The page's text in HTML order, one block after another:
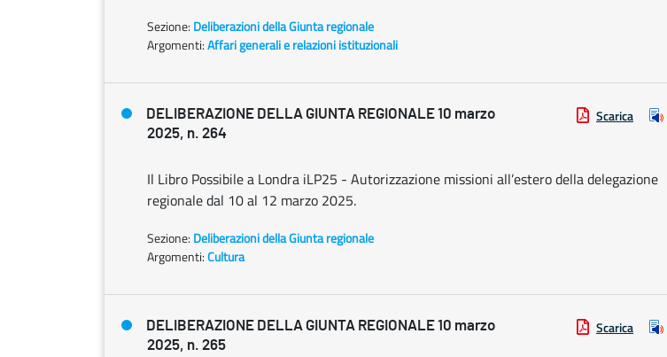
Sezione: Deliberazioni della Giunta regionale
Argomenti:Affari generali e relazioni istituzionali
DELIBERAZIONE DELLA GIUNTA REGIONALE 10 marzo
2025, n. 264
Scarica
Il Libro Possibile a Londra iLP25 - Autorizzazione missioni all’estero della delegazione
regionale dal 10 al 12 marzo 2025.
Sezione: Deliberazioni della Giunta regionale
Argomenti:Cultura
DELIBERAZIONE DELLA GIUNTA REGIONALE 10 marzo
2025, n. 265
Scarica